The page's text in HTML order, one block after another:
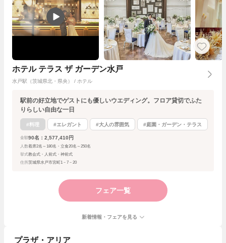
ホテル テラス ザ ガーデン水戸
水戸駅（茨城県北・県央） / ホテル
駅前の好立地でゲストにも優しいウエディング。フロア貸切でふた
りらしい自由な一日
#料理 #エレガント #大人の雰囲気 #庭園・ガーデン・テラス
金額90名：2,577,410円
人数着席2名～180名・立食20名～250名
挙式教会式・人前式・神前式
住所茨城県水戸市宮町1－7－20
フェア一覧
新着情報・フェアを見る
プラザ・アリア